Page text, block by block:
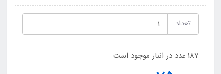
تعداد
187 عدد در انبار موجود است